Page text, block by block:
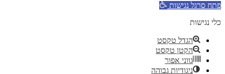
פתח סרגל נגישות
כלי נגישות
הגדל טקסט
הקטן טקסט
גווני אפור
ניגודיות גבוהה